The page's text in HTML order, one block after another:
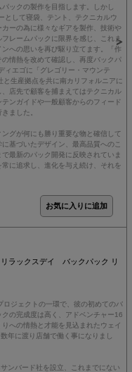
ックの製作を目指します。しかし
として寝袋、テント、テクニカルウ
ーの為に様々なギアを製作、技術や
レームパックに限界を感じ、これま
への思いを再び駆り立てます。「作
情熱を改めて確認し、再度バックパ
ィエゴに「グレゴリー・マウンテ
生産拠点を共に南カリフォルニアに
店先で顧客を捕まえてはテクニカル
ンガイドや一般顧客からのフィード
ました。
グが何にも勝り重要な物と確信して
基づいたデザイン、最高品質へのこ
最新のパック開発に反映されていま
に追求し、進化を与え続け、それを
ラックスデイ バックパック リ
ジェクトの一環で、彼の初めてのバ
の完成度は高く、アドベンチャー16
への情熱と才能を見込まれたウェイ
年に渡り店舗で働く事になりまし
ンバード社を設立、これまでにない